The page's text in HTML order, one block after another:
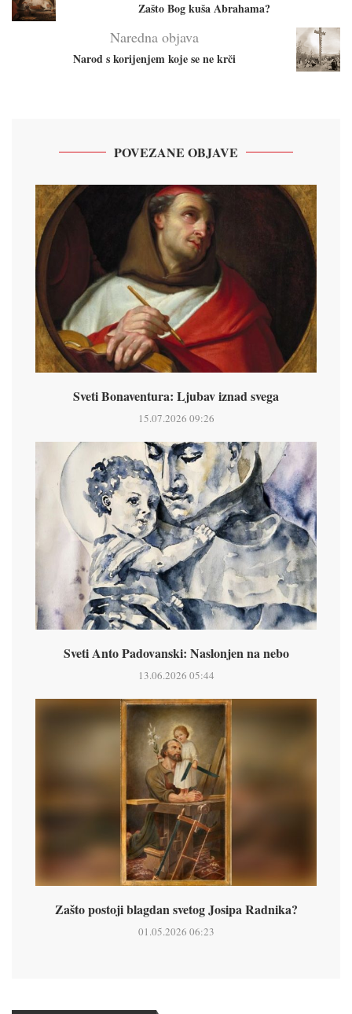
Zašto Bog kuša Abrahama?
Naredna objava
Narod s korijenjem koje se ne krči
POVEZANE OBJAVE
Sveti Bonaventura: Ljubav iznad svega
15.07.2026 09:26
Sveti Anto Padovanski: Naslonjen na nebo
13.06.2026 05:44
Zašto postoji blagdan svetog Josipa Radnika?
01.05.2026 06:23